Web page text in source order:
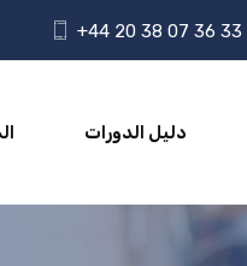
+44 20 38 07 36 33
دليل الدورات